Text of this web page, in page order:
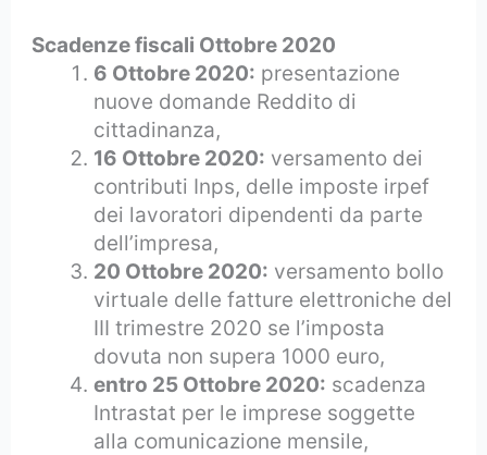
Scadenze fiscali Ottobre 2020
6 Ottobre 2020: presentazione
nuove domande Reddito di
cittadinanza,
16 Ottobre 2020: versamento dei
contributi Inps, delle imposte irpef
dei lavoratori dipendenti da parte
dell’impresa,
20 Ottobre 2020: versamento bollo
virtuale delle fatture elettroniche del
III trimestre 2020 se l’imposta
dovuta non supera 1000 euro,
entro 25 Ottobre 2020: scadenza
Intrastat per le imprese soggette
alla comunicazione mensile,